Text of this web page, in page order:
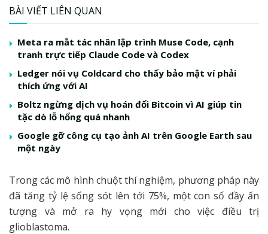
BÀI VIẾT LIÊN QUAN
Meta ra mắt tác nhân lập trình Muse Code, cạnh
tranh trực tiếp Claude Code và Codex
Ledger nói vụ Coldcard cho thấy bảo mật ví phải
thích ứng với AI
Boltz ngừng dịch vụ hoán đổi Bitcoin vì AI giúp tin
tặc dò lỗ hổng quá nhanh
Google gỡ công cụ tạo ảnh AI trên Google Earth sau
một ngày
Trong các mô hình chuột thí nghiệm, phương pháp này
đã tăng tỷ lệ sống sót lên tới 75%, một con số đầy ấn
tượng và mở ra hy vọng mới cho việc điều trị
glioblastoma.